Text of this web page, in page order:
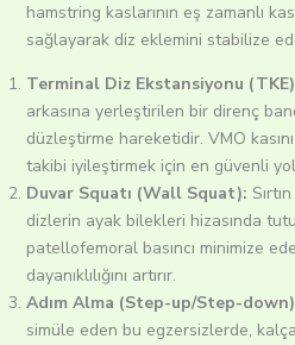
hamstring kaslarının eş zamanlı
sağlayarak diz eklemini stabilize
Terminal Diz Ekstansiyonu
arkasına yerleştirilen bir direnç
düzleştirme hareketidir. VMO
takibi iyileştirmek için en güvenli
Duvar Squatı (Wall Squat):
dizlerin ayak bilekleri hizasında
patellofemoral basıncı minimize
dayanıklılığını artırır.
Adım Alma (Step-up/Step-
simüle eden bu egzersizlerde,